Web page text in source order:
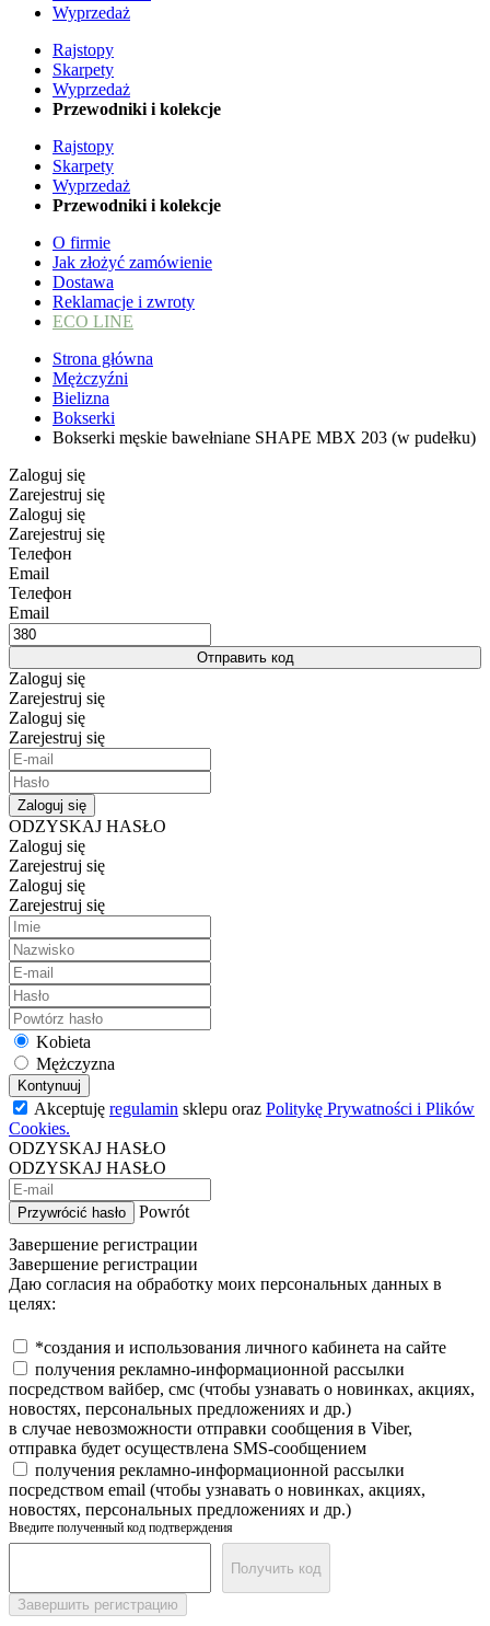
Wyprzedaż
Rajstopy
Skarpety
Wyprzedaż
Przewodniki i kolekcje
Rajstopy
Skarpety
Wyprzedaż
Przewodniki i kolekcje
O firmie
Jak złożyć zamówienie
Dostawa
Reklamacje i zwroty
ECO LINE
Strona główna
Mężczyźni
Bielizna
Bokserki
Bokserki męskie bawełniane SHAPE MBX 203 (w pudełku)
Zaloguj się
Zarejestruj się
Zaloguj się
Zarejestruj się
Телефон
Email
Телефон
Email
Отправить код
Zaloguj się
Zarejestruj się
Zaloguj się
Zarejestruj się
Zaloguj się
ODZYSKAJ HASŁO
Zaloguj się
Zarejestruj się
Zaloguj się
Zarejestruj się
Kobieta
Mężczyzna
Kontynuuj
Akceptuję regulamin sklepu oraz Politykę Prywatności i Plików
Cookies.
ODZYSKAJ HASŁO
ODZYSKAJ HASŁO
Przywrócić hasło
Powrót
Завершение регистрации
Завершение регистрации
Даю согласия на обработку моих персональных данных в
целях:
*создания и использования личного кабинета на сайте
получения рекламно-информационной рассылки
посредством вайбер, смс (чтобы узнавать о новинках, акциях,
новостях, персональных предложениях и др.)
в случае невозможности отправки сообщения в Viber,
отправка будет осуществлена SMS-сообщением
получения рекламно-информационной рассылки
посредством email (чтобы узнавать о новинках, акциях,
новостях, персональных предложениях и др.)
Введите полученный код подтверждения
Получить код
Завершить регистрацию